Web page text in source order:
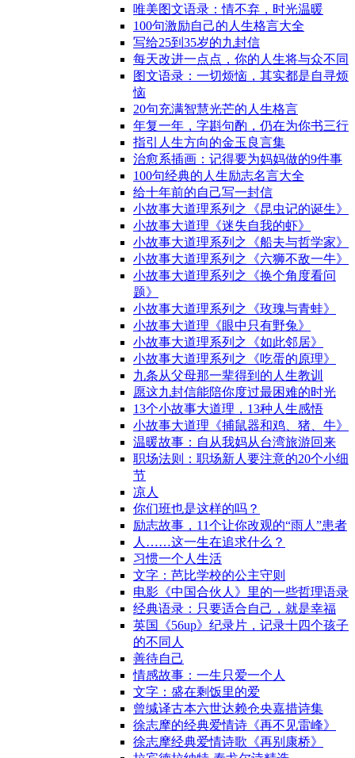
唯美图文语录：情不弃，时光温暖
100句激励自己的人生格言大全
写给25到35岁的九封信
每天改进一点点，你的人生将与众不同
图文语录：一切烦恼，其实都是自寻烦
恼
20句充满智慧光芒的人生格言
年复一年，字斟句酌，仍在为你书三行
指引人生方向的金玉良言集
治愈系插画：记得要为妈妈做的9件事
100句经典的人生励志名言大全
给十年前的自己写一封信
小故事大道理系列之《昆虫记的诞生》
小故事大道理《迷失自我的虾》
小故事大道理系列之《船夫与哲学家》
小故事大道理系列之《六狮不敌一牛》
小故事大道理系列之《换个角度看问
题》
小故事大道理系列之《玫瑰与青蛙》
小故事大道理《眼中只有野兔》
小故事大道理系列之《如此邻居》
小故事大道理系列之《吃蛋的原理》
九条从父母那一辈得到的人生教训
愿这九封信能陪你度过最困难的时光
13个小故事大道理，13种人生感悟
小故事大道理《捕鼠器和鸡、猪、牛》
温暖故事：自从我妈从台湾旅游回来
职场法则：职场新人要注意的20个小细
节
凉人
你们班也是这样的吗？
励志故事，11个让你改观的“雨人”患者
人……这一生在追求什么？
习惯一个人生活
文字：芭比学校的公主守则
电影《中国合伙人》里的一些哲理语录
经典语录：只要适合自己，就是幸福
英国《56up》纪录片，记录十四个孩子
的不同人
善待自己
情感故事：一生只爱一个人
文字：盛在剩饭里的爱
曾缄译古本六世达赖仓央嘉措诗集
徐志摩的经典爱情诗《再不见雷峰》
徐志摩经典爱情诗歌《再别康桥》